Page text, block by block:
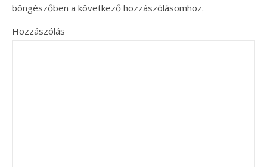
böngészőben a következő hozzászólásomhoz.
Hozzászólás